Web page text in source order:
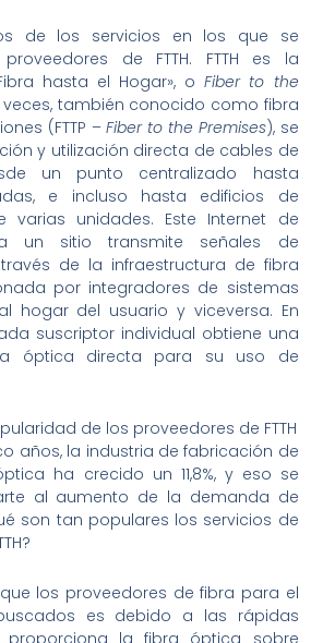
de los servicios en los que se
de FTTH. FTTH es la
hasta el Hogar», oFiber to the
veces, también conocido como fibra
(FTTP –Fiber to the Premises), se
y utilización directa de cables de
un punto centralizado hasta
e incluso hasta edificios de
varias unidades. Este Internet de
un sitio transmite señales de
de la infraestructura de fibra
por integradores de sistemas
hogar del usuario y viceversa. En
suscriptor individual obtiene una
óptica directa para su uso de
de los proveedores de FTTH
años, la industria de fabricación de
ha crecido un 11,8%, y eso se
al aumento de la demanda de
son tan populares los servicios de
los proveedores de fibra para el
es debido a las rápidas
proporciona la fibra óptica sobre